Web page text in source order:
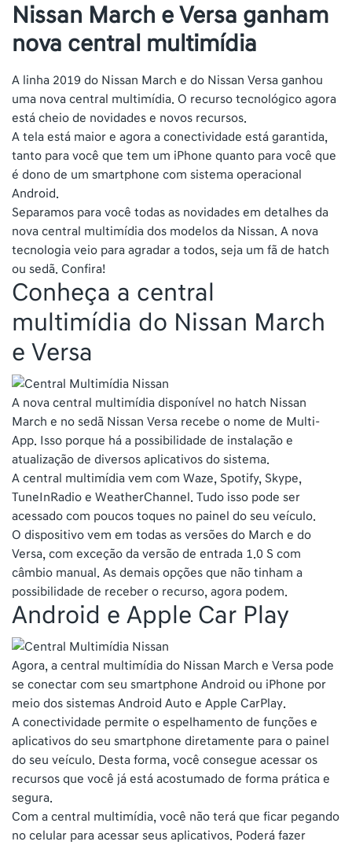
Nissan March e Versa ganham
nova central multimídia
A linha 2019 do Nissan March e do Nissan Versa ganhou
uma nova central multimídia. O recurso tecnológico agora
está cheio de novidades e novos recursos.
A tela está maior e agora a conectividade está garantida,
tanto para você que tem um iPhone quanto para você que
é dono de um smartphone com sistema operacional
Android.
Separamos para você todas as novidades em detalhes da
nova central multimídia dos modelos da Nissan. A nova
tecnologia veio para agradar a todos, seja um fã de hatch
ou sedã. Confira!
Conheça a central
multimídia do Nissan March
e Versa
A nova central multimídia disponível no hatch Nissan
March e no sedã Nissan Versa recebe o nome de Multi-
App. Isso porque há a possibilidade de instalação e
atualização de diversos aplicativos do sistema.
A central multimídia vem com Waze, Spotify, Skype,
TuneInRadio e WeatherChannel. Tudo isso pode ser
acessado com poucos toques no painel do seu veículo.
O dispositivo vem em todas as versões do March e do
Versa, com exceção da versão de entrada 1.0 S com
câmbio manual. As demais opções que não tinham a
possibilidade de receber o recurso, agora podem.
Android e Apple Car Play
Agora, a central multimídia do Nissan March e Versa pode
se conectar com seu smartphone Android ou iPhone por
meio dos sistemas Android Auto e Apple CarPlay.
A conectividade permite o espelhamento de funções e
aplicativos do seu smartphone diretamente para o painel
do seu veículo. Desta forma, você consegue acessar os
recursos que você já está acostumado de forma prática e
segura.
Com a central multimídia, você não terá que ficar pegando
no celular para acessar seus aplicativos. Poderá fazer